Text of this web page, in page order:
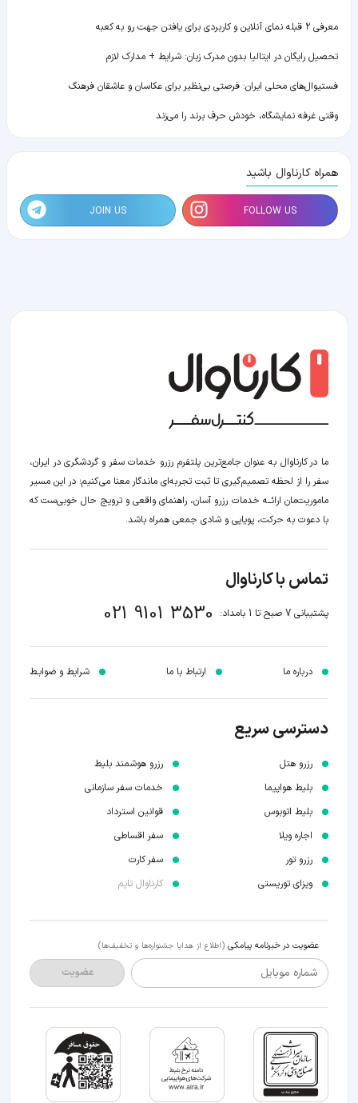
معرفی ۲ قبله نمای آنلاین و کاربردی برای یافتن جهت رو به کعبه
تحصیل رایگان در ایتالیا بدون مدرک زبان: شرایط + مدارک لازم
فستیوال‌های محلی ایران: فرصتی بی‌نظیر برای عکاسان و عاشقان فرهنگ
وقتی غرفه نمایشگاه، خودش حرف برند را می‌زند
همراه کارناوال باشید
FOLLOW US
JOIN US
ما در کارناوال به عنوان جامع‌ترین پلتفرم رزرو خدمات سفر و گردشگری در ایران،
سفر را از لحظه‌ تصمیم‌گیری تا ثبت تجربه‌ای ماندگار معنا می‌کنیم؛ در این مسیر‍
ماموریت‌مان اراﺋــﻪ خدمات رزرو آسان، راهنمای واقعی و ترویج حال خوبی‌ست که
با دعوت به حرکت، پویایی و شادی جمعی همراه باشد.
تماس با کارناوال
پشتیبانی 7 صبح تا 1 بامداد: 021 9101 3530
درباره ما ارتباط با ما شرایط و ضوابـط
دسترسی سریع
رزرو هتل
بلیط هواپیما
بلیط اتوبوس
اجاره ویلا
رزرو تور
ویزای توریستی
رزرو هوشمند بلیط
خدمات سفر سازمانی
قوانین استرداد
سفر اقساطی
سفر کارت
کارناوال تایم
عضویت در خبرنامه پیامکی (اطلاع از هدایا جشنواره‌ها و تخفیف‌ها)
شماره موبایل عضویت